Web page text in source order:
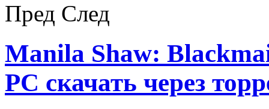
Пред След
Manila Shaw:
PC скачать через